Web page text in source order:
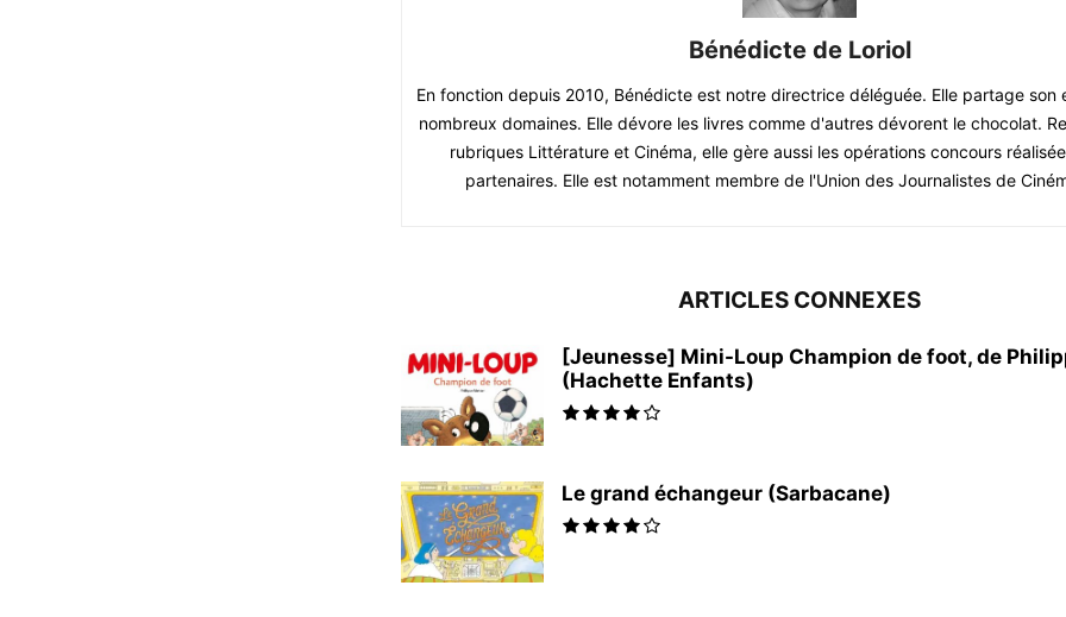
Bénédicte de Loriol
En fonction depuis 2010, Bénédicte est notre directrice déléguée. Elle partage son
nombreux domaines. Elle dévore les livres comme d'autres dévorent le chocolat.
rubriques Littérature et Cinéma, elle gère aussi les opérations concours
partenaires. Elle est notamment membre de l'Union des Journalistes de
ARTICLES CONNEXES
[Jeunesse] Mini-Loup Champion de foot, de
(Hachette Enfants)
Le grand échangeur (Sarbacane)